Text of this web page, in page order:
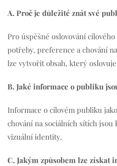
A. Proč je důležité znát své
Pro úspěšné oslovování
potřeby, preference a chování
lze vytvořit obsah, který
B. Jaké informace o publiku
Informace o cílovém publiku
chování na sociálních sítích
vizuální identity.
C. Jakým způsobem lze získat